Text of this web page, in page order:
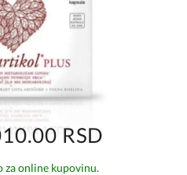
RSD
za online kupovinu.